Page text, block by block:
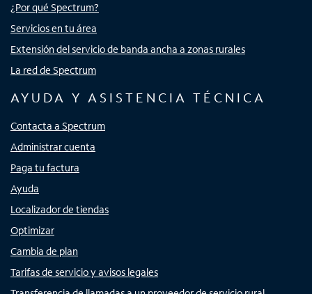
¿Por qué Spectrum?
Servicios en tu área
Extensión del servicio de banda ancha a zonas rurales
La red de Spectrum
AYUDA Y ASISTENCIA TÉCNICA
Contacta a Spectrum
Administrar cuenta
Paga tu factura
Ayuda
Localizador de tiendas
Optimizar
Cambia de plan
Tarifas de servicio y avisos legales